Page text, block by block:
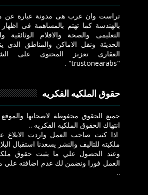
تراست وان عرب هى مدونة عبارة عن
بالهندسة كما تهتم بالمساهمة فى
التعليمى والصحة والافلام الوثائقية
الحديثة ونقل الاماكن والمناطق الذى
العقارى تعزيز المحتوى على
"trustonearabs" .
حقوق الملكيه الفكريه
جميع الحقوق محفوظة لاصحابها
انتهاك الحقوق الملكيه الفكريه ..
اذا كنت صاحب العمل واردت
ملكيته للتاليف والنشر يسعدنا استقبال
وعند الحصول علي ما يثبت حقوق
العمل فورا ونضمن لك عدم اضافته علي
..